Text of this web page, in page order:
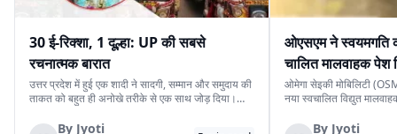
30 ई-रिक्शा, 1 दूल्हा: UP की सबसे
रचनात्मक बारात
उत्तर प्रदेश में हुई एक शादी ने सादगी, सम्मान और समुदाय की
ताकत को बहुत ही अनोखे तरीके से एक साथ जोड़ दिया।
वाहन की व्यवस्था करने के लिये पर्याप्त साधन नहीं थे।
By Jyoti
ओएसएम ने स्वयमगति
चालित मालवाहक पेश
ओमेगा सेइकी मोबिलिटी
नया स्वचालित विद्युत
के स्वचालित यात्री संस्करण
By Jyoti